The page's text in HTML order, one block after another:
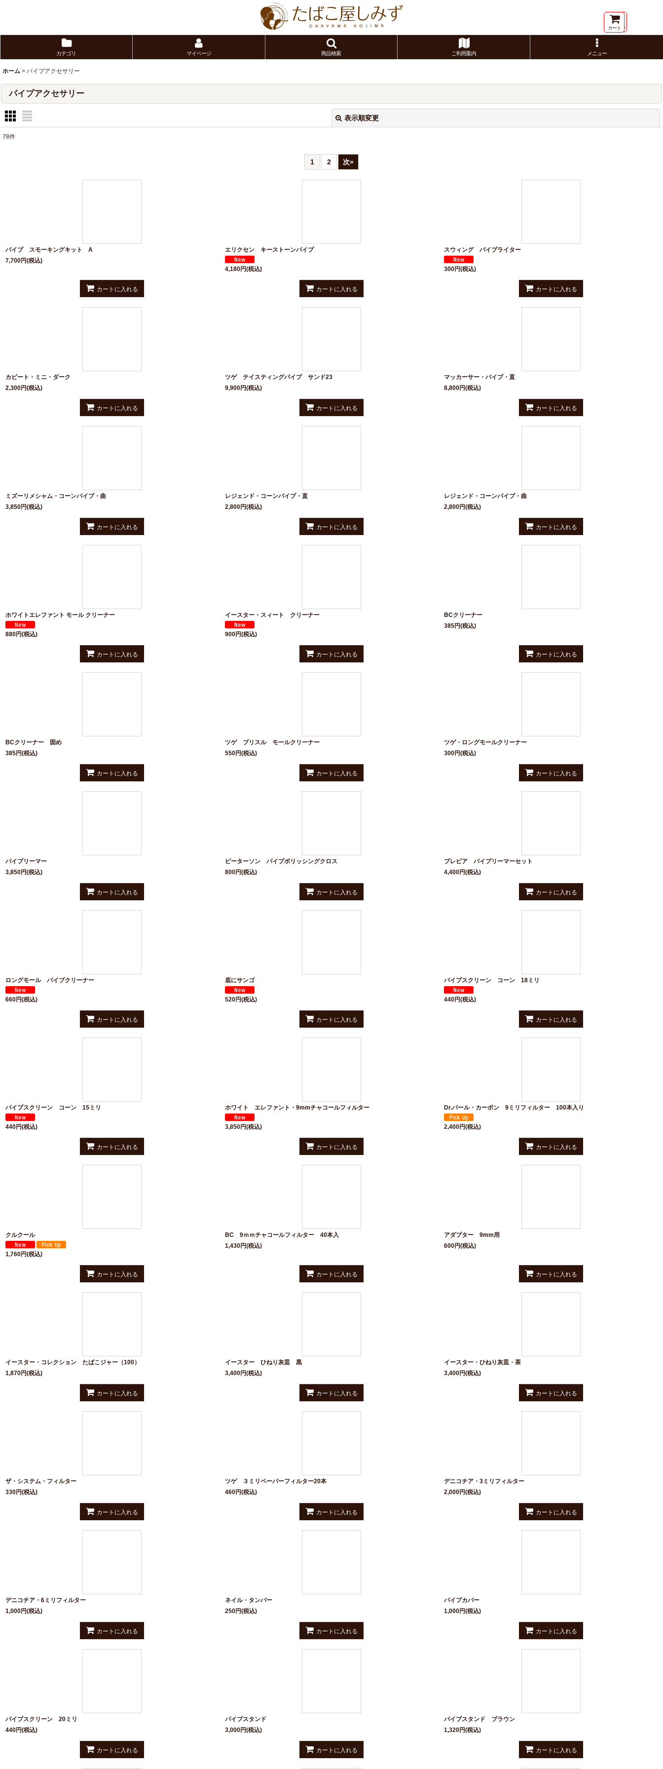
メニュー
カート
カテゴリ マイページ 商品検索 ご利用案内 メニュー
ホーム > パイプアクセサリー
パイプアクセサリー
表示順変更
78件
1 2 次»
パイプ スモーキングキット A
7,700円(税込)
カートに入れる
エリクセン キーストーンパイプ
4,180円(税込)
カートに入れる
スウィング パイプライター
300円(税込)
カートに入れる
カピート・ミニ・ダーク
2,300円(税込)
カートに入れる
ツゲ テイスティングパイプ サンド23
9,900円(税込)
カートに入れる
マッカーサー・パイプ・直
8,800円(税込)
カートに入れる
ミズーリメシャム・コーンパイプ・曲
3,850円(税込)
カートに入れる
レジェンド・コーンパイプ・直
2,800円(税込)
カートに入れる
レジェンド・コーンパイプ・曲
2,800円(税込)
カートに入れる
ホワイトエレファント モール クリーナー
880円(税込)
カートに入れる
イースター・スィート クリーナー
900円(税込)
カートに入れる
BCクリーナー
385円(税込)
カートに入れる
BCクリーナー 固め
385円(税込)
カートに入れる
ツゲ ブリスル モールクリーナー
550円(税込)
カートに入れる
ツゲ・ロングモールクリーナー
300円(税込)
カートに入れる
パイプリーマー
3,850円(税込)
カートに入れる
ピーターソン パイプポリッシングクロス
800円(税込)
カートに入れる
ブレビア パイプリーマーセット
4,400円(税込)
カートに入れる
ロングモール パイプクリーナー
660円(税込)
カートに入れる
底にサンゴ
520円(税込)
カートに入れる
パイプスクリーン コーン 18ミリ
440円(税込)
カートに入れる
パイプスクリーン コーン 15ミリ
440円(税込)
カートに入れる
ホワイト エレファント・9mmチャコールフィルター
3,850円(税込)
カートに入れる
Dr.パール・カーボン 9ミリフィルター 100本入り
2,400円(税込)
カートに入れる
クルクール
1,760円(税込)
カートに入れる
BC 9ｍｍチャコールフィルター 40本入
1,430円(税込)
カートに入れる
アダプター 9mm用
600円(税込)
カートに入れる
イースター・コレクション たばこジャー（100）
1,870円(税込)
カートに入れる
イースター ひねり灰皿 黒
3,400円(税込)
カートに入れる
イースター・ひねり灰皿・茶
3,400円(税込)
カートに入れる
ザ・システム・フィルター
330円(税込)
カートに入れる
ツゲ ３ミリペーパーフィルター20本
460円(税込)
カートに入れる
デニコチア・3ミリフィルター
2,000円(税込)
カートに入れる
デニコチア・6ミリフィルター
1,000円(税込)
カートに入れる
ネイル・タンパー
250円(税込)
カートに入れる
パイプカバー
1,000円(税込)
カートに入れる
パイプスクリーン 20ミリ
440円(税込)
カートに入れる
パイプスタンド
3,000円(税込)
カートに入れる
パイプスタンド ブラウン
1,320円(税込)
カートに入れる